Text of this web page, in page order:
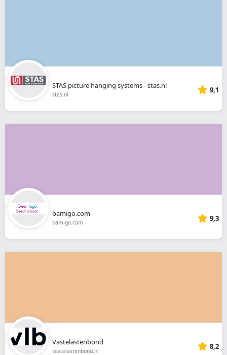
STAS picture hanging systems - stas.nl
stas.nl 9,1
bamigo.com
bamigo.com 9,3
Vastelastenbond
vastelastenbond.nl 8,2